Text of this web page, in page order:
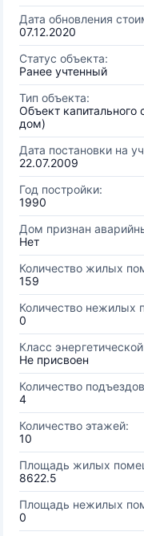
Дата обновления
07.12.2020
Статус объекта:
Ранее учтенный
Тип объекта:
Объект капитального
дом)
Дата постановки на
22.07.2009
Год постройки:
1990
Дом признан
Нет
Количество жилых
159
Количество нежилых
0
Класс
Не присвоен
Количество
4
Количество этажей:
10
Площадь жилых
8622.5
Площадь нежилых
0